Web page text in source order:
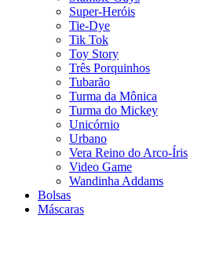
Super-Heróis
Tie-Dye
Tik Tok
Toy Story
Três Porquinhos
Tubarão
Turma da Mônica
Turma do Mickey
Unicórnio
Urbano
Vera Reino do Arco-Íris
Video Game
Wandinha Addams
Bolsas
Máscaras